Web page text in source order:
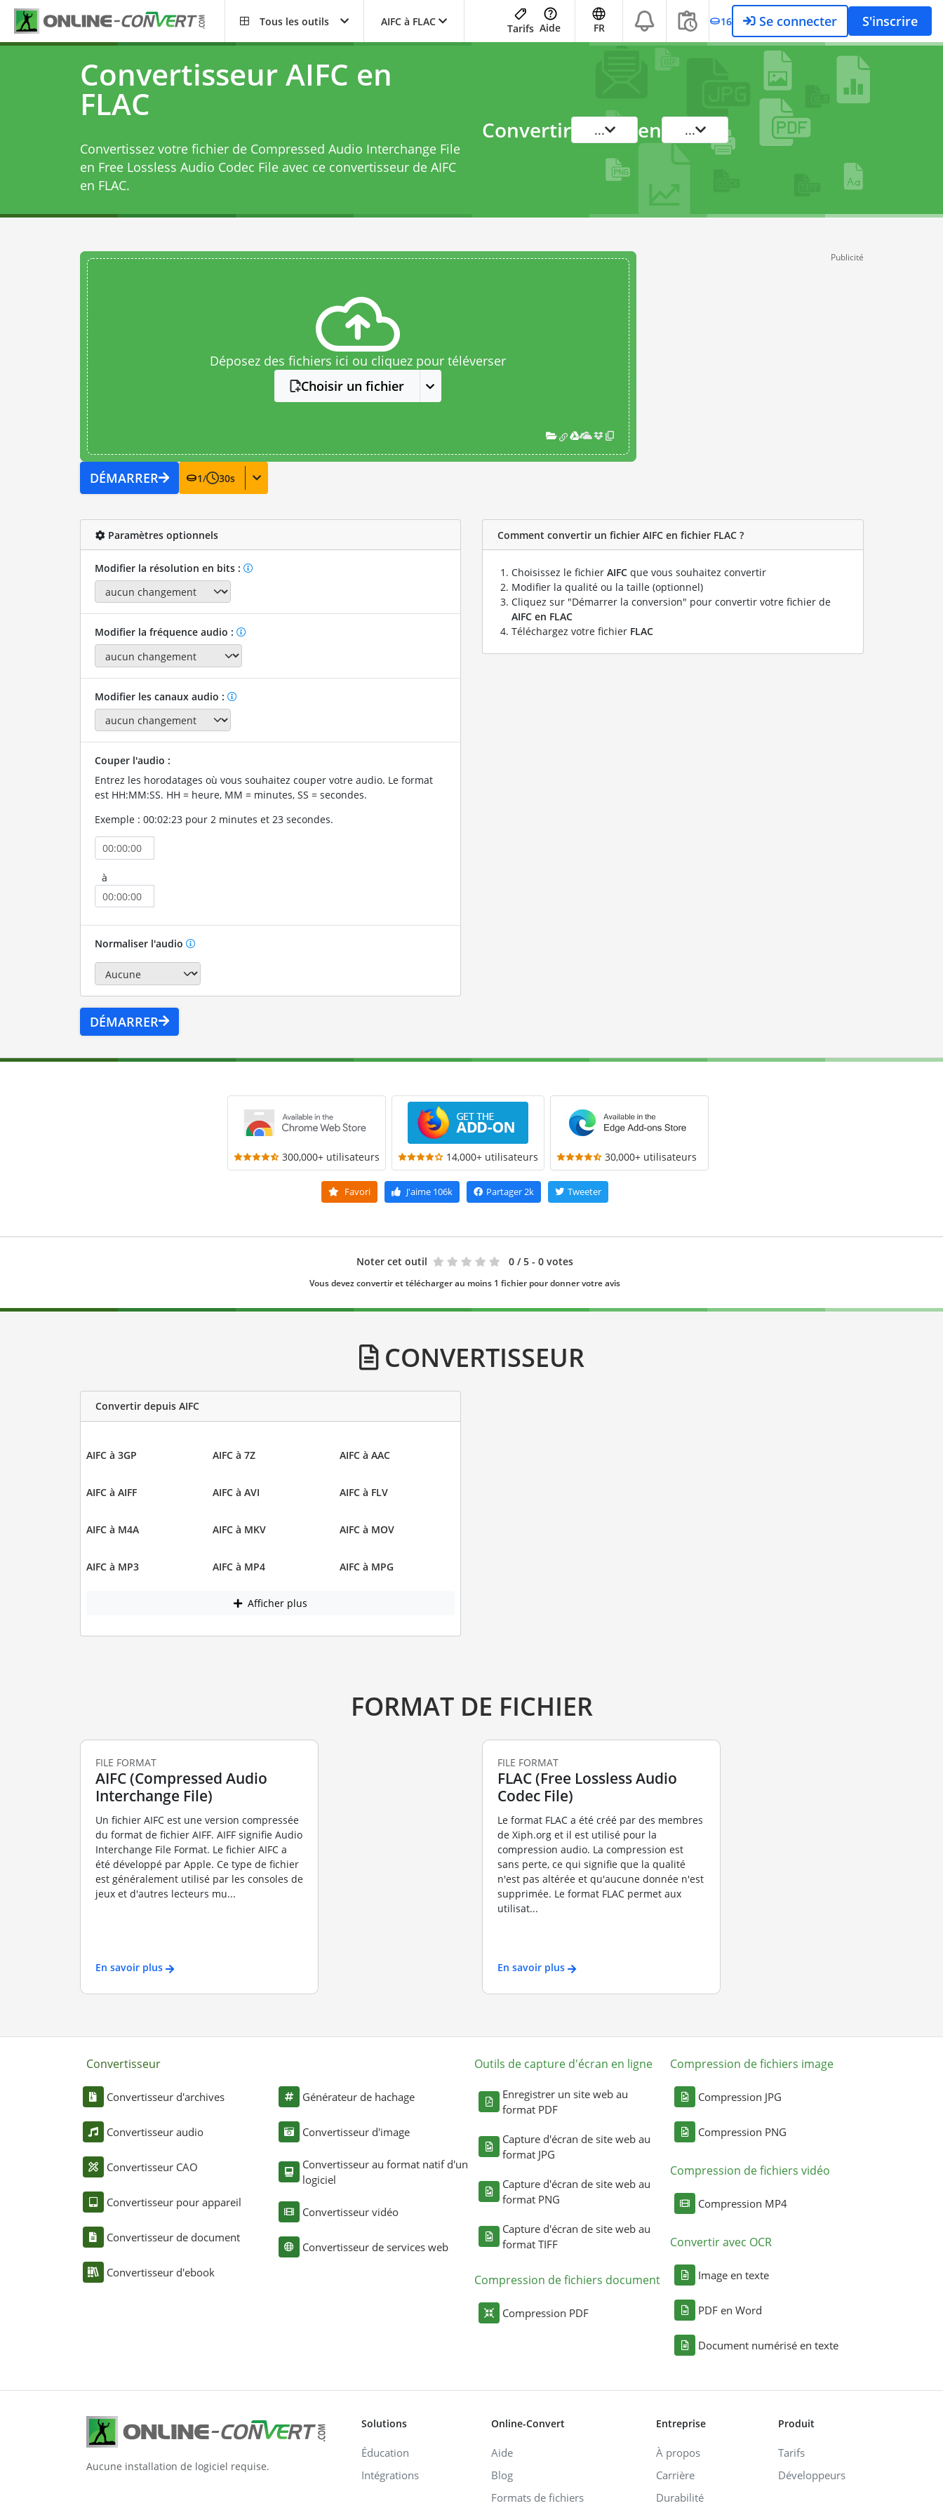
Tous les outils AIFC à FLAC
Tarifs Aide FR 16 Se connecter S'inscrire
Convertisseur AIFC en
FLAC
Convertissez votre fichier de Compressed Audio Interchange File
en Free Lossless Audio Codec File avec ce convertisseur de AIFC
en FLAC.
Convertir ... en ...
Déposez des fichiers ici ou cliquez pour téléverser
Choisir un fichier
DÉMARRER 1/ 30s
Publicité
Paramètres optionnels
Modifier la résolution en bits :
Modifier la fréquence audio :
Modifier les canaux audio :
Couper l'audio :
Entrez les horodatages où vous souhaitez couper votre audio. Le format
est HH:MM:SS. HH = heure, MM = minutes, SS = secondes.
Exemple : 00:02:23 pour 2 minutes et 23 secondes.
à
Normaliser l'audio
DÉMARRER
Comment convertir un fichier AIFC en fichier FLAC ?
Choisissez le fichier AIFC que vous souhaitez convertir
Modifier la qualité ou la taille (optionnel)
Cliquez sur "Démarrer la conversion" pour convertir votre fichier de
AIFC en FLAC
Téléchargez votre fichier FLAC
300,000+ utilisateurs 14,000+ utilisateurs 30,000+ utilisateurs
Favori J'aime106k Partager2k Tweeter
Noter cet outil 0 / 5 - 0 votes
Vous devez convertir et télécharger au moins 1 fichier pour donner votre avis
CONVERTISSEUR
Convertir depuis AIFC
AIFC à 3GP AIFC à 7Z AIFC à AAC
AIFC à AIFF AIFC à AVI AIFC à FLV
AIFC à M4A AIFC à MKV AIFC à MOV
AIFC à MP3 AIFC à MP4 AIFC à MPG
Afficher plus
FORMAT DE FICHIER
FILE FORMAT
AIFC (Compressed Audio
Interchange File)
Un fichier AIFC est une version compressée
du format de fichier AIFF. AIFF signifie Audio
Interchange File Format. Le fichier AIFC a
été développé par Apple. Ce type de fichier
est généralement utilisé par les consoles de
jeux et d'autres lecteurs mu...
En savoir plus
FILE FORMAT
FLAC (Free Lossless Audio
Codec File)
Le format FLAC a été créé par des membres
de Xiph.org et il est utilisé pour la
compression audio. La compression est
sans perte, ce qui signifie que la qualité
n'est pas altérée et qu'aucune donnée n'est
supprimée. Le format FLAC permet aux
utilisat...
En savoir plus
Convertisseur
Convertisseur d'archives
Convertisseur audio
Convertisseur CAO
Convertisseur pour appareil
Convertisseur de document
Convertisseur d'ebook
Générateur de hachage
Convertisseur d'image
Convertisseur au format natif d'un
logiciel
Convertisseur vidéo
Convertisseur de services web
Outils de capture d'écran en ligne
Enregistrer un site web au
format PDF
Capture d'écran de site web au
format JPG
Capture d'écran de site web au
format PNG
Capture d'écran de site web au
format TIFF
Compression de fichiers document
Compression PDF
Compression de fichiers image
Compression JPG
Compression PNG
Compression de fichiers vidéo
Compression MP4
Convertir avec OCR
Image en texte
PDF en Word
Document numérisé en texte
Aucune installation de logiciel requise.
Solutions
Éducation
Intégrations
Online-Convert
Aide
Blog
Formats de fichiers
Entreprise
À propos
Carrière
Durabilité
Produit
Tarifs
Développeurs